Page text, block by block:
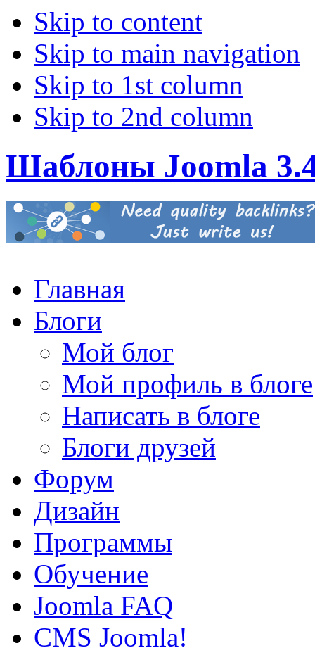
Skip to content
Skip to main navigation
Skip to 1st column
Skip to 2nd column
Шаблоны Joomla
Главная
Блоги
Мой блог
Мой профиль в блоге
Написать в блоге
Блоги друзей
Форум
Дизайн
Программы
Обучение
Joomla FAQ
CMS Joomla!